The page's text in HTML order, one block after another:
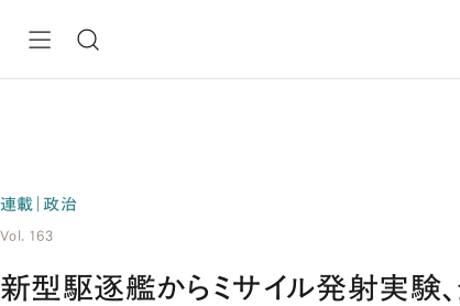
連載｜政治
Vol. 163
新型駆逐艦からミサイル発射実験